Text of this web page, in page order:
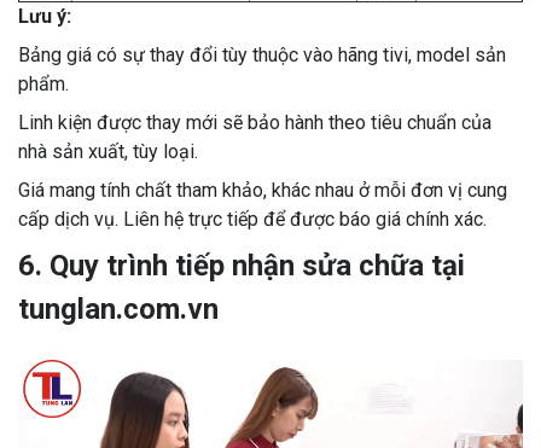
Lưu ý:
Bảng giá có sự thay đổi tùy thuộc vào hãng tivi, model sản
phẩm.
Linh kiện được thay mới sẽ bảo hành theo tiêu chuẩn của
nhà sản xuất, tùy loại.
Giá mang tính chất tham khảo, khác nhau ở mỗi đơn vị cung
cấp dịch vụ. Liên hệ trực tiếp để được báo giá chính xác.
6. Quy trình tiếp nhận sửa chữa tại
tunglan.com.vn